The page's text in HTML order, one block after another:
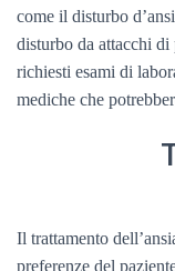
come il disturbo
disturbo da attacchi di
richiesti esami di
mediche che
Il trattamento
preferenze del